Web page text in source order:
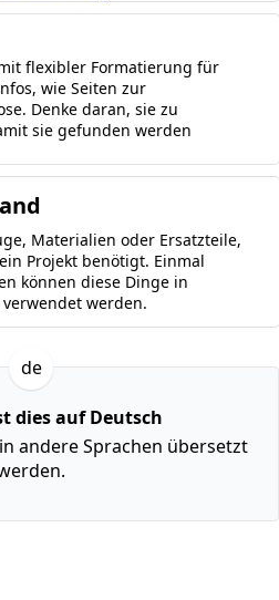
flexibler Formatierung für
wie Seiten zur
Denke daran, sie zu
sie gefunden werden
Materialien oder Ersatzteile,
Projekt benötigt. Einmal
können diese Dinge in
werden.
de
dies auf Deutsch
andere Sprachen übersetzt